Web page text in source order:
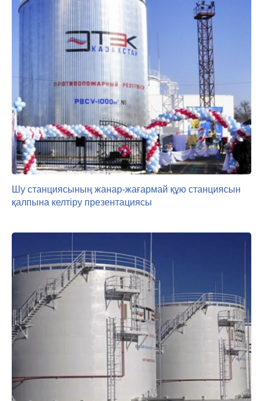
Шу станциясының жанар-жағармай құю станциясын
қалпына келтіру презентациясы